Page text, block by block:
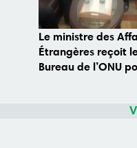
Le ministre des
Étrangères reçoit
Bureau de l’ONU
Previous